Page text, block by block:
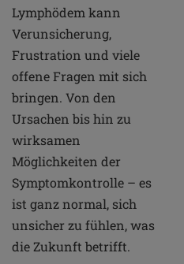
Lymphödem kann
Verunsicherung,
Frustration und viele
offene Fragen mit sich
bringen. Von den
Ursachen bis hin zu
wirksamen
Möglichkeiten der
Symptomkontrolle – es
ist ganz normal, sich
unsicher zu fühlen, was
die Zukunft betrifft.